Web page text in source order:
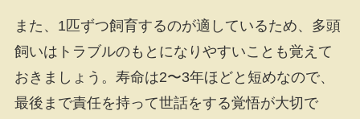
また、1匹ずつ飼育するのが適しているため、多頭
飼いはトラブルのもとになりやすいことも覚えて
おきましょう。寿命は2〜3年ほどと短めなので、
最後まで責任を持って世話をする覚悟が大切で